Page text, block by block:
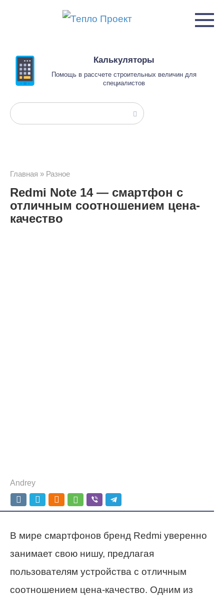
Калькуляторы
Помощь в рассчете строительных величин для
специалистов
Поиск:
Главная » Разное
Redmi Note 14 — смартфон с
отличным соотношением цена-
качество
Andrey
В мире смартфонов бренд Redmi уверенно
занимает свою нишу, предлагая
пользователям устройства с отличным
соотношением цена-качество. Одним из